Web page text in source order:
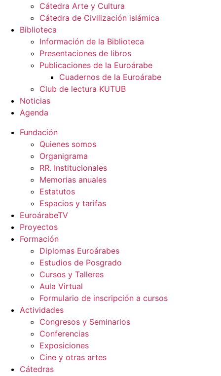
Cátedra Arte y Cultura
Cátedra de Civilización islámica
Biblioteca
Información de la Biblioteca
Presentaciones de libros
Publicaciones de la Euroárabe
Cuadernos de la Euroárabe
Club de lectura KUTUB
Noticias
Agenda
Fundación
Quienes somos
Organigrama
RR. Institucionales
Memorias anuales
Estatutos
Espacios y tarifas
EuroárabeTV
Proyectos
Formación
Diplomas Euroárabes
Estudios de Posgrado
Cursos y Talleres
Aula Virtual
Formulario de inscripción a cursos
Actividades
Congresos y Seminarios
Conferencias
Exposiciones
Cine y otras artes
Cátedras